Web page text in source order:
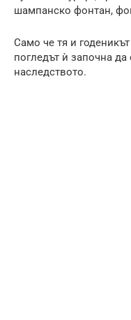
шампанско фонтан,
Само че тя и
погледът ѝ започна
наследството.